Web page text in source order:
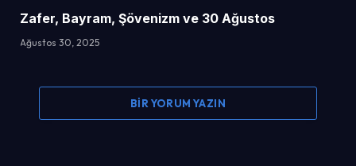
Zafer, Bayram, Şövenizm ve 30 Ağustos
Ağustos 30, 2025
BIR YORUM YAZIN